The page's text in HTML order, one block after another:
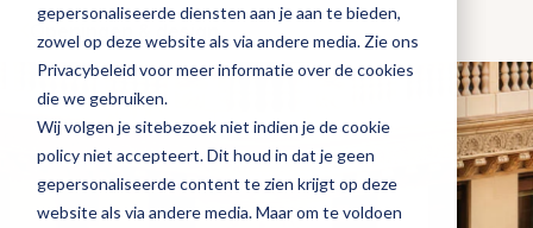
gepersonaliseerde diensten aan je aan te bieden,
zowel op deze website als via andere media. Zie ons
Privacybeleid voor meer informatie over de cookies
die we gebruiken.
Wij volgen je sitebezoek niet indien je de cookie
policy niet accepteert. Dit houd in dat je geen
gepersonaliseerde content te zien krijgt op deze
website als via andere media. Maar om te voldoen
Openingen & design